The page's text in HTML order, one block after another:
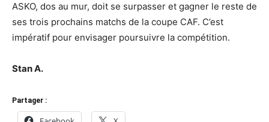
ASKO, dos au mur, doit se surpasser et gagner le reste de
ses trois prochains matchs de la coupe CAF. C’est
impératif pour envisager poursuivre la compétition.
Stan A.
Partager :